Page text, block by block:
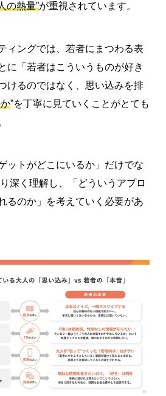
の熱量”が重視されています。
ィングでは、若者にまつわる表
に「若者はこういうものが好き
けるのではなく、思い込みを排
”を丁寧に見ていくことがとても
ットがどこにいるか」だけでな
深く理解し、「どういうアプロ
るのか」を考えていく必要があ